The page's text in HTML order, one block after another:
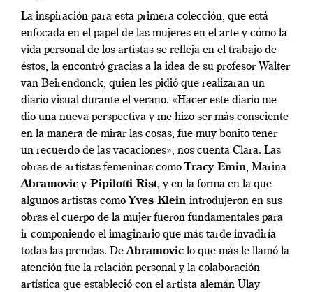
La inspiración para esta primera colección, que está
enfocada en el papel de las mujeres en el arte y cómo la
vida personal de los artistas se refleja en el trabajo de
éstos, la encontró gracias a la idea de su profesor Walter
van Beirendonck, quien les pidió que realizaran un
diario visual durante el verano. «Hacer este diario me
dio una nueva perspectiva y me hizo ser más consciente
en la manera de mirar las cosas, fue muy bonito tener
un recuerdo de las vacaciones», nos cuenta Clara. Las
obras de artistas femeninas comoTracy Emin, Marina
AbramovicyPipilotti Rist,y en la forma en la que
algunos artistas como Yves Klein introdujeron en sus
obras el cuerpo de la mujer fueron fundamentales para
ir componiendo el imaginario que más tarde invadiría
todas las prendas. DeAbramovic lo que más le llamó la
atención fue la relación personal y la colaboración
artística que estableció con el artista alemán Ulay